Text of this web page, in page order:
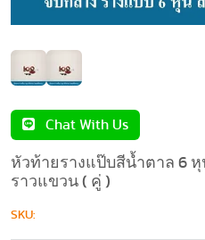
Chat With Us
หัวท้ายรางแป๊บสีน้ำตาล 6
ราวแขวน ( คู่ )
SKU: